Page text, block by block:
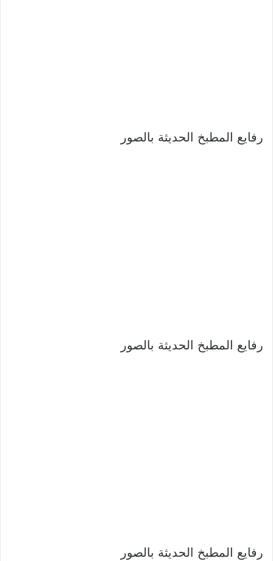
رفايع المطبخ الحديثة بالصور
رفايع المطبخ الحديثة بالصور
رفايع المطبخ الحديثة بالصور